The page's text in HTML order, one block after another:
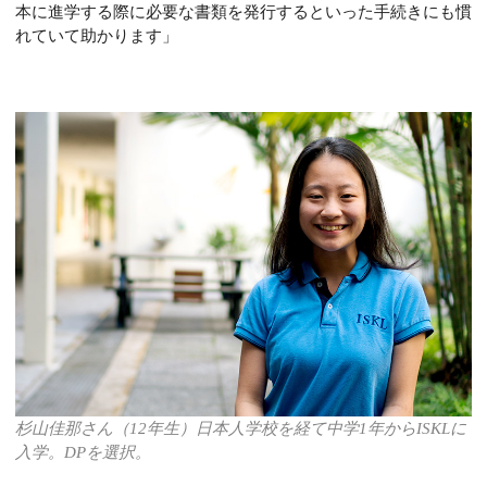
本に進学する際に必要な書類を発行するといった手続きにも慣
れていて助かります」
杉山佳那さん（12年生）日本人学校を経て中学1年からISKLに
入学。DPを選択。